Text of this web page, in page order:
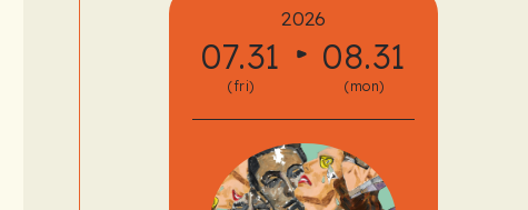
2026
07.31
(fri)
08.31
(mon)